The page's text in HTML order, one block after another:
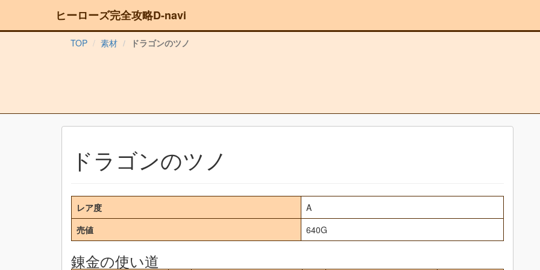
ヒーローズ完全攻略D-navi
TOP 素材 ドラゴンのツノ
ドラゴンのツノ
レア度
A
売値
640G
錬金の使い道